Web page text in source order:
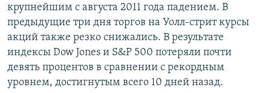
крупнейшим с августа 2011 года падением. В
предыдущие три дня торгов на Уолл-стрит курсы
акций также резко снижались. В результате
индексы Dow Jones и S&P 500 потеряли почти
девять процентов в сравнении с рекордным
уровнем, достигнутым всего 10 дней назад.